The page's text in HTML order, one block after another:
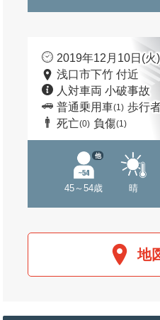
2019年12月10日(火
浅口市下竹 付近
人対車両 小破事故
普通乗用車(1) 歩行者
死亡(0) 負傷(1)
45～54歳
他
晴
地